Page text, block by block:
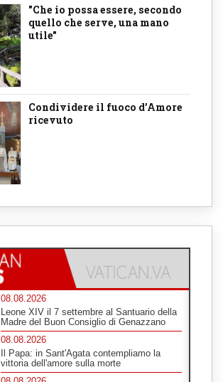
"Che io possa essere, secondo
quello che serve, una mano
utile"
Condividere il fuoco d’Amore
ricevuto
08.08.2026
Leone XIV il 7 settembre al Santuario della
Madre del Buon Consiglio di Genazzano
08.08.2026
Il Papa: in Sant'Agata contempliamo la
vittoria dell'amore sulla morte